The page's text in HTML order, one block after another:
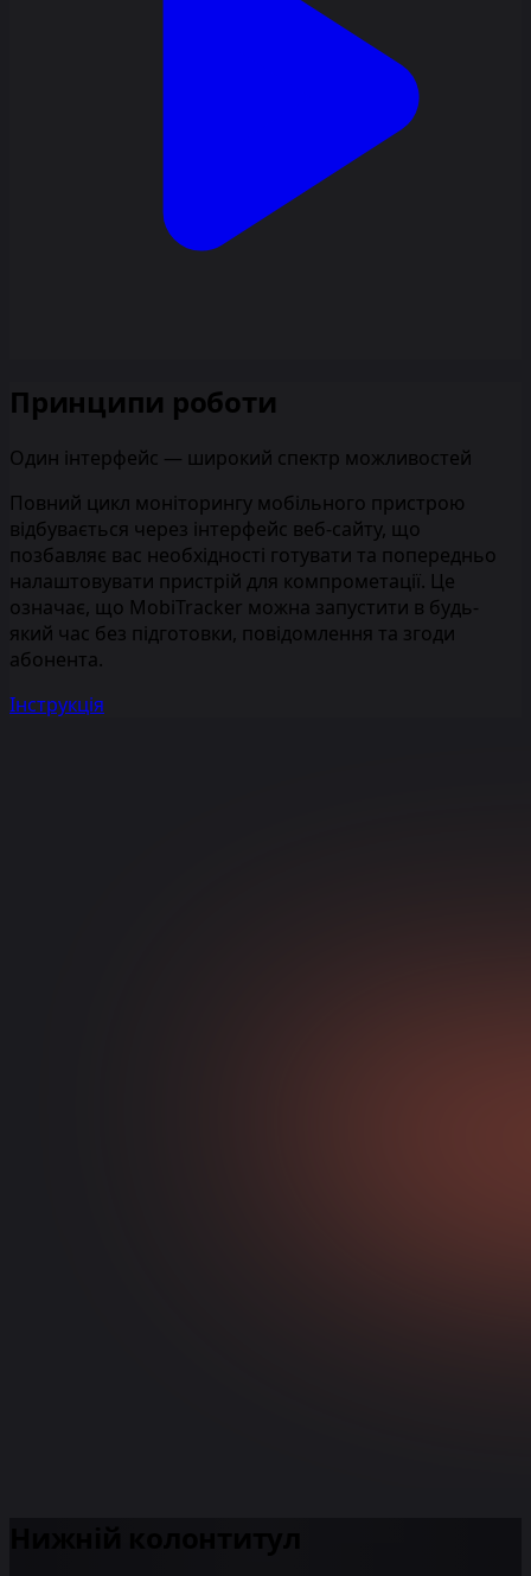
Принципи роботи
Один інтерфейс — широкий спектр можливостей
Повний цикл моніторингу мобільного пристрою
відбувається через інтерфейс веб-сайту, що
позбавляє вас необхідності готувати та попередньо
налаштовувати пристрій для компрометації. Це
означає, що MobiTracker можна запустити в будь-
який час без підготовки, повідомлення та згоди
абонента.
Інструкція